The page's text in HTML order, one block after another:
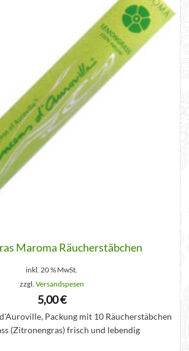
Maroma Räucherstäbchen
inkl. 20 % MwSt.
zzgl. Versandspesen
5,00€
Packung mit 10 Räucherstäbchen
(Zitronengras) frisch und lebendig